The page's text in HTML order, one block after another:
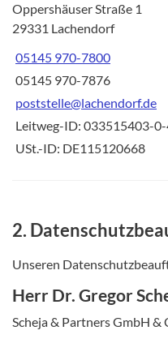
Oppershäuser Straße 1
29331 Lachendorf
05145 970-7800
05145 970-7876
poststelle@lachendorf.de
Leitweg-ID: 033515403-
USt.-ID: DE115120668
2.
Unseren
Herr Dr. Gregor
Scheja & Partners GmbH &